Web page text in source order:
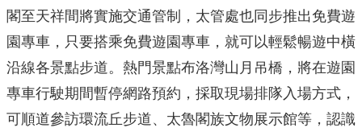
閣至天祥間將實施交通管制，太管處也同步推出免費遊
園專車，只要搭乘免費遊園專車，就可以輕鬆暢遊中橫
沿線各景點步道。熱門景點布洛灣山月吊橋，將在遊園
專車行駛期間暫停網路預約，採取現場排隊入場方式，
可順道參訪環流丘步道、太魯閣族文物展示館等，認識